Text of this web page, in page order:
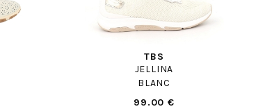
TBS
JELLINA
BLANC
99.00 €